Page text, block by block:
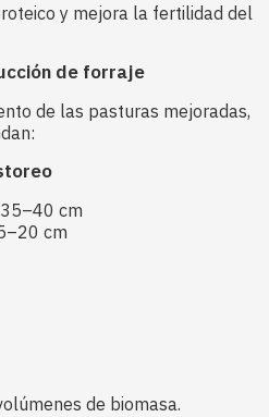
y mejora la fertilidad del
de forraje
de las pasturas mejoradas,
cm
cm
de biomasa.